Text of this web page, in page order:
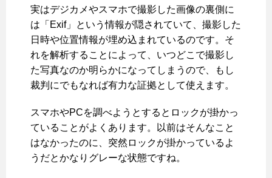
実はデジカメやスマホで撮影した画像の裏側に
は「Exif」という情報が隠されていて、撮影した
日時や位置情報が埋め込まれているのです。そ
れを解析することによって、いつどこで撮影し
た写真なのか明らかになってしまうので、もし
裁判にでもなれば有力な証拠として使えます。
スマホやPCを調べようとするとロックが掛かっ
ていることがよくあります。以前はそんなこと
はなかったのに、突然ロックが掛かっているよ
うだとかなりグレーな状態ですね。